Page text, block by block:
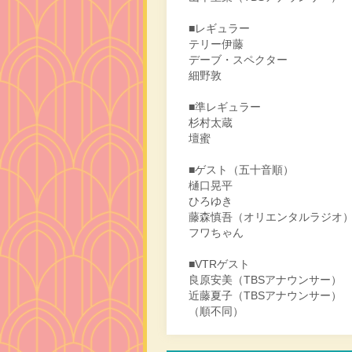
■レギュラー
テリー伊藤
デーブ・スペクター
細野敦
■準レギュラー
杉村太蔵
壇蜜
■ゲスト（五十音順）
樋口晃平
ひろゆき
藤森慎吾（オリエンタルラジオ
フワちゃん
■VTRゲスト
良原安美（TBSアナウンサー）
近藤夏子（TBSアナウンサー）
（順不同）